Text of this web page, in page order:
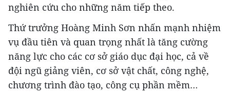
nghiên cứu cho những năm tiếp theo.
Thứ trưởng Hoàng Minh Sơn nhấn mạnh nhiệm
vụ đầu tiên và quan trọng nhất là tăng cường
năng lực cho các cơ sở giáo dục đại học, cả về
đội ngũ giảng viên, cơ sở vật chất, công nghệ,
chương trình đào tạo, công cụ phần mềm…